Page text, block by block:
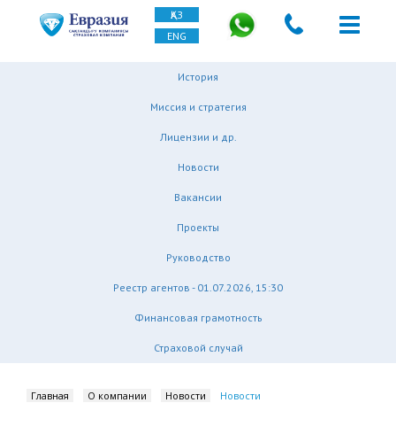
ҚАЗ
ENG
История
Миссия и стратегия
Лицензии и др.
Новости
Вакансии
Проекты
Руководство
Реестр агентов - 01.07.2026, 15:30
Финансовая грамотность
Страховой случай
Главная О компании Новости Новости